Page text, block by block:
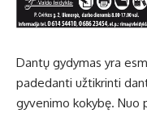
Dantų gydymas yra
padedanti užtikrinti
gyvenimo kokybę. Nuo